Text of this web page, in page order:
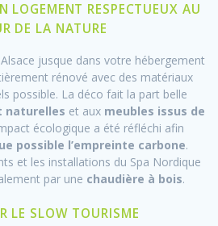
LOGEMENT RESPECTUEUX AU
DE LA NATURE
jusque dans votre hébergement
rénové avec des matériaux
possible. La déco fait la part belle
naturelles et aux meubles issus de
écologique a été réfléchi afin
possible l’empreinte carbone.
et les installations du Spa Nordique
par une chaudière à bois.
LE SLOW TOURISME